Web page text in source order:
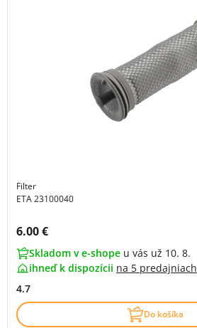
Filter
ETA 23100040
Cena s DPH:
6.00 €
Skladom v e-shope u vás už 10. 8.
ihneď k dispozícii na 5 predajniach
4.7
Do košíka